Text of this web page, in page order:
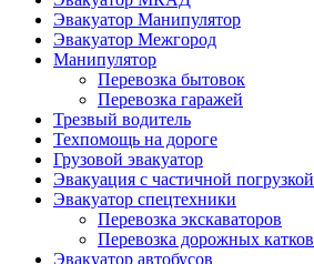
Эвакуатор Манипулятор
Эвакуатор Межгород
Манипулятор
Перевозка бытовок
Перевозка гаражей
Трезвый водитель
Техпомощь на дороге
Грузовой эвакуатор
Эвакуация с частичной погрузкой
Эвакуатор спецтехники
Перевозка экскаваторов
Перевозка дорожных катков
Эвакуатор автобусов